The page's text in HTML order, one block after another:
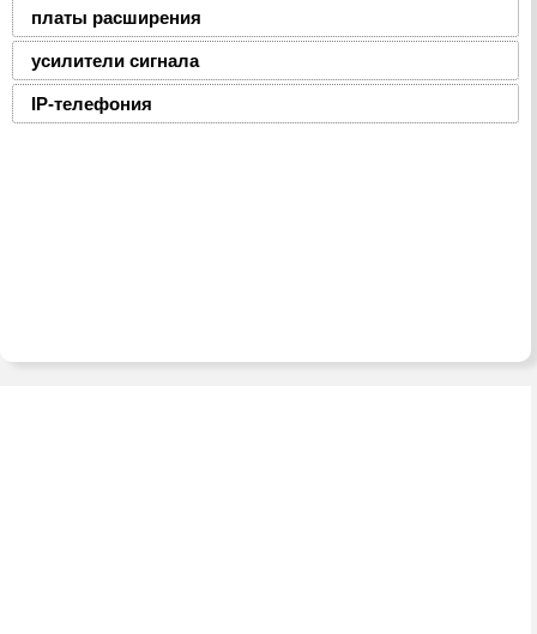
платы расширения
усилители сигнала
IP-телефония